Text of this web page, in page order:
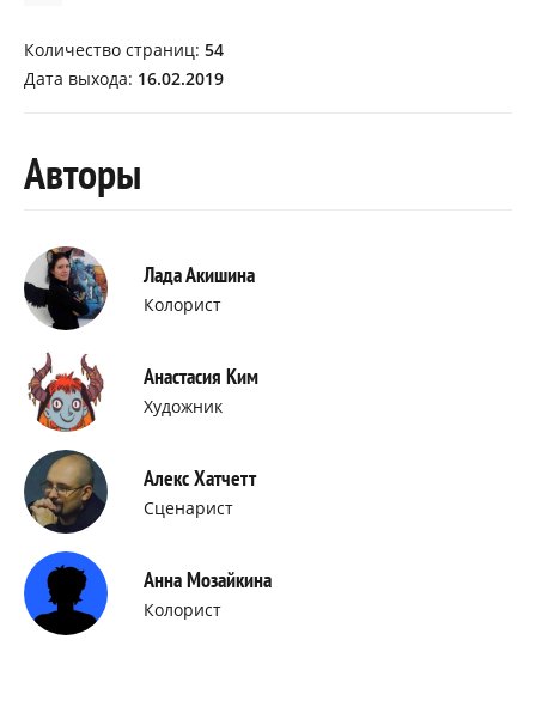
Количество страниц: 54
Дата выхода: 16.02.2019
Авторы
Лада Акишина
Колорист
Анастасия Ким
Художник
Алекс Хатчетт
Сценарист
Анна Мозайкина
Колорист